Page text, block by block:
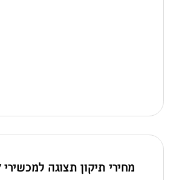
מחירי תיקון תצוגה למכשירי Galaxy